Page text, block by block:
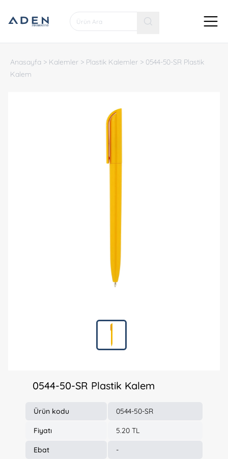
Anasayfa > Kalemler > Plastik Kalemler > 0544-50-SR Plastik
Kalem
0544-50-SR Plastik Kalem
Ürün kodu 0544-50-SR
Fiyatı 5.20 TL
Ebat -